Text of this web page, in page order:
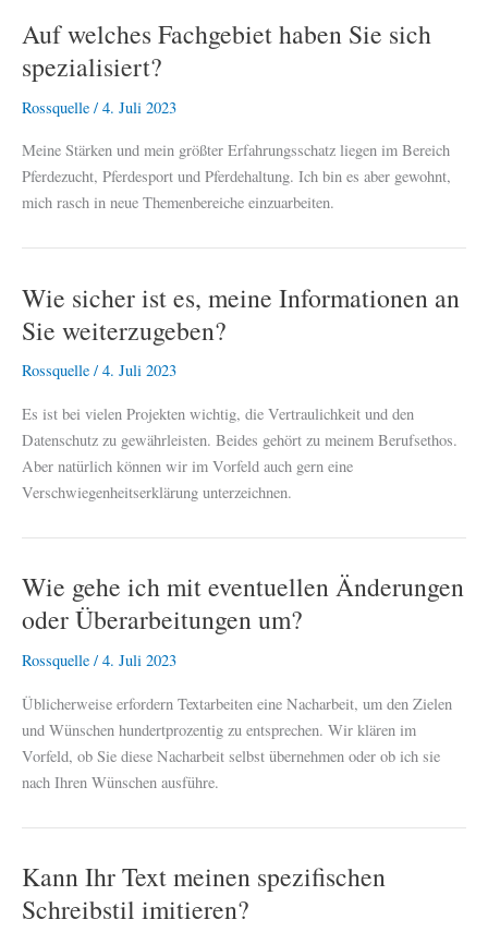
Auf welches Fachgebiet haben Sie sich
spezialisiert?
Rossquelle / 4. Juli 2023
Meine Stärken und mein größter Erfahrungsschatz liegen im Bereich
Pferdezucht, Pferdesport und Pferdehaltung. Ich bin es aber gewohnt,
mich rasch in neue Themenbereiche einzuarbeiten.
Wie sicher ist es, meine Informationen an
Sie weiterzugeben?
Rossquelle / 4. Juli 2023
Es ist bei vielen Projekten wichtig, die Vertraulichkeit und den
Datenschutz zu gewährleisten. Beides gehört zu meinem Berufsethos.
Aber natürlich können wir im Vorfeld auch gern eine
Verschwiegenheitserklärung unterzeichnen.
Wie gehe ich mit eventuellen Änderungen
oder Überarbeitungen um?
Rossquelle / 4. Juli 2023
Üblicherweise erfordern Textarbeiten eine Nacharbeit, um den Zielen
und Wünschen hundertprozentig zu entsprechen. Wir klären im
Vorfeld, ob Sie diese Nacharbeit selbst übernehmen oder ob ich sie
nach Ihren Wünschen ausführe.
Kann Ihr Text meinen spezifischen
Schreibstil imitieren?